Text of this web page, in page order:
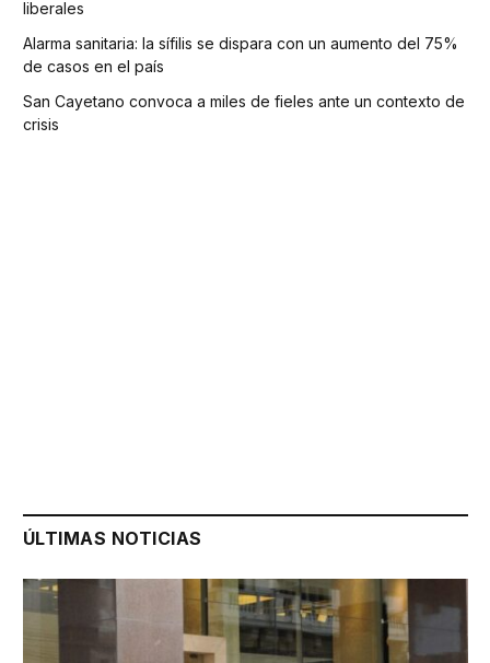
liberales
Alarma sanitaria: la sífilis se dispara con un aumento del 75%
de casos en el país
San Cayetano convoca a miles de fieles ante un contexto de
crisis
ÚLTIMAS NOTICIAS